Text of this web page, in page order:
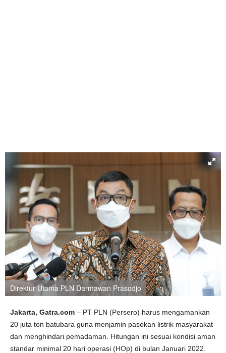
Direktur Utama PLN Darmawan Prasodjo
Jakarta, Gatra.com – PT PLN (Persero) harus mengamankan
20 juta ton batubara guna menjamin pasokan listrik masyarakat
dan menghindari pemadaman. Hitungan ini sesuai kondisi aman
standar minimal 20 hari operasi (HOp) di bulan Januari 2022.